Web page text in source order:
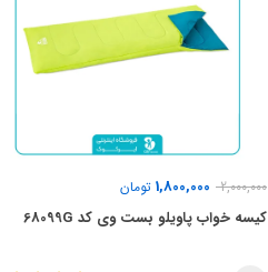
2,000,000
1,800,000 تومان
کیسه خواب پاویلو بست وی کد 68099G